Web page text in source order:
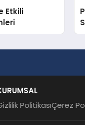
Etkili
PolitikasıÇerez